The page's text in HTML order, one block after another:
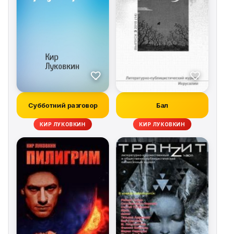
Субботний разговор
КИР ЛУКОВКИН
Бал
КИР ЛУКОВКИН